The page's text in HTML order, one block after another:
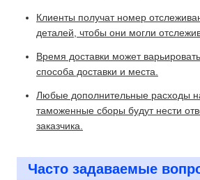
Клиенты получат номер
деталей, чтобы они могли
Время доставки может
способа доставки и места.
Любые дополнительные расходы
таможенные сборы будут нести
заказчика.
Часто задаваемые